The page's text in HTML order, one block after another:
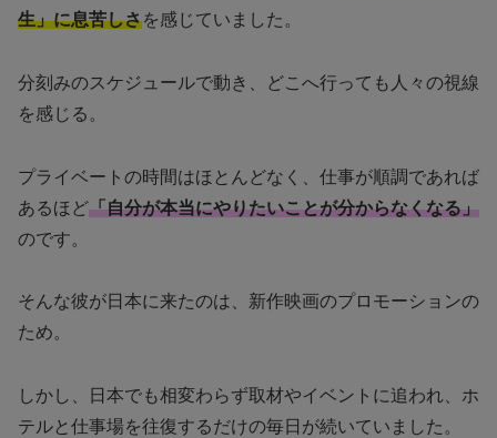
生」に息苦しさを感じていました。
分刻みのスケジュールで動き、どこへ行っても人々の視線
を感じる。
プライベートの時間はほとんどなく、仕事が順調であれば
あるほど「自分が本当にやりたいことが分からなくなる」
のです。
そんな彼が日本に来たのは、新作映画のプロモーションの
ため。
しかし、日本でも相変わらず取材やイベントに追われ、ホ
テルと仕事場を往復するだけの毎日が続いていました。